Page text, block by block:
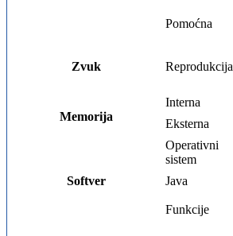
Pomoćna
Zvuk Reprodukcija
Memorija
Interna
Eksterna
Softver
Operativni
sistem
Java
Funkcije